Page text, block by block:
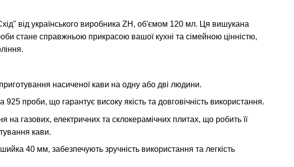
від українського виробника ZH, об'ємом 120 мл. Ця вишукана
стане справжньою прикрасою вашої кухні та сімейною цінністю,
насиченої кави на одну або дві людини.
925 проби, що гарантує високу якість та довговічність використання.
на газових, електричних та склокерамічних плитах, що робить її
кави.
40 мм, забезпечують зручність використання та легкість